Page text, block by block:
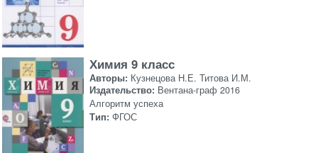
Химия 9 класс
Авторы: Кузнецова Н.Е. Титова И.М.
Издательство: Вентана-граф 2016
Алгоритм успеха
Тип: ФГОС